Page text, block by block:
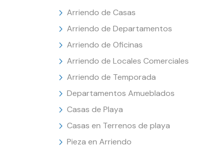
Arriendo de Casas
Arriendo de Departamentos
Arriendo de Oficinas
Arriendo de Locales Comerciales
Arriendo de Temporada
Departamentos Amueblados
Casas de Playa
Casas en Terrenos de playa
Pieza en Arriendo